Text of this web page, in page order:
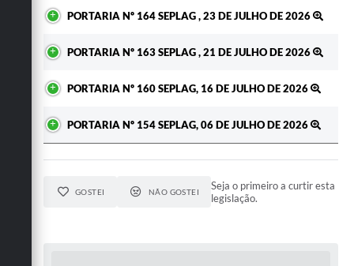
PORTARIA Nº 164 SEPLAG , 23 DE JULHO DE 2026
PORTARIA Nº 163 SEPLAG , 21 DE JULHO DE 2026
PORTARIA Nº 160 SEPLAG, 16 DE JULHO DE 2026
PORTARIA Nº 154 SEPLAG, 06 DE JULHO DE 2026
GOSTEI NÃO GOSTEI
Seja o primeiro a curtir esta
legislação.